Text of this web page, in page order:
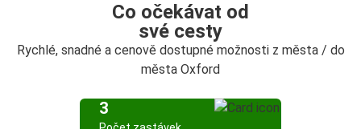
Co očekávat od
své cesty
Rychlé, snadné a cenově dostupné možnosti z města / do
města Oxford
3